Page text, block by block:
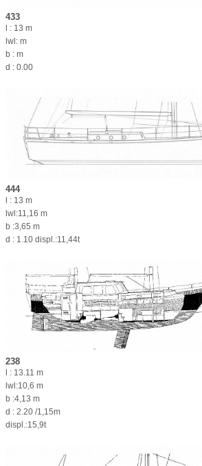
433
l : 13 m
lwl: m
b : m
d : 0.00
444
l : 13 m
lwl:11,16 m
b :3,65 m
d : 1.10 displ.:11,44t
238
l : 13.11 m
lwl:10,6 m
b :4,13 m
d : 2.20 /1,15m
displ.:15,9t